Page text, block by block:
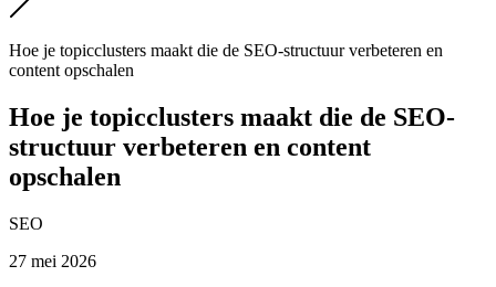
Hoe je topicclusters maakt die de SEO-structuur verbeteren en
content opschalen
Hoe je topicclusters maakt die de SEO-
structuur verbeteren en content
opschalen
SEO
27 mei 2026